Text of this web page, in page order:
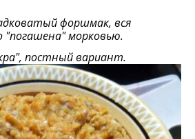
форшмак, вся
морковью.
постный вариант.